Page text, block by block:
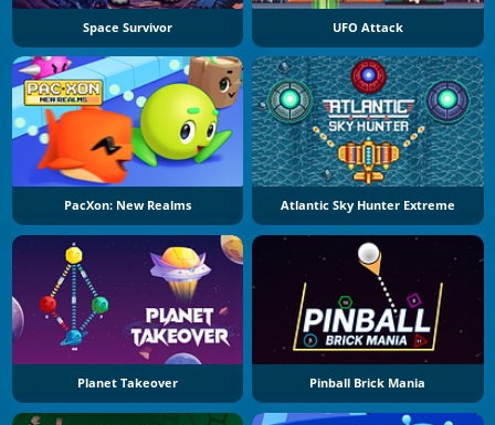
Space Survivor UFO Attack
PacXon: New Realms Atlantic Sky Hunter Extreme
Planet Takeover Pinball Brick Mania